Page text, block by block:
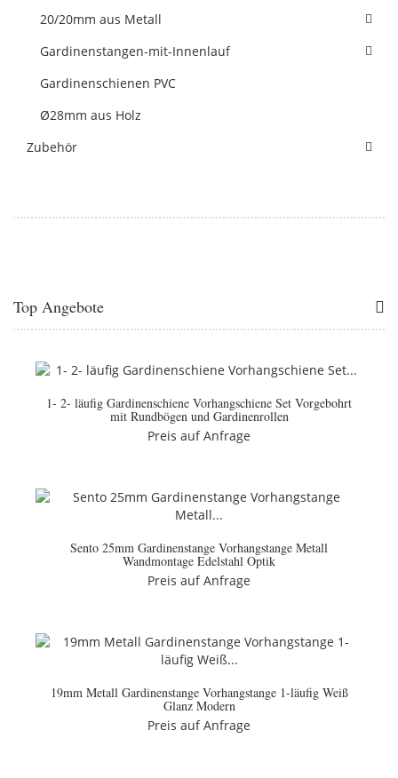
20/20mm aus Metall
Gardinenstangen-mit-Innenlauf
Gardinenschienen PVC
Ø28mm aus Holz
Zubehör
Top Angebote
1- 2- läufig Gardinenschiene Vorhangschiene Set Vorgebohrt
mit Rundbögen und Gardinenrollen
Preis auf Anfrage
Sento 25mm Gardinenstange Vorhangstange Metall
Wandmontage Edelstahl Optik
Preis auf Anfrage
19mm Metall Gardinenstange Vorhangstange 1-läufig Weiß
Glanz Modern
Preis auf Anfrage